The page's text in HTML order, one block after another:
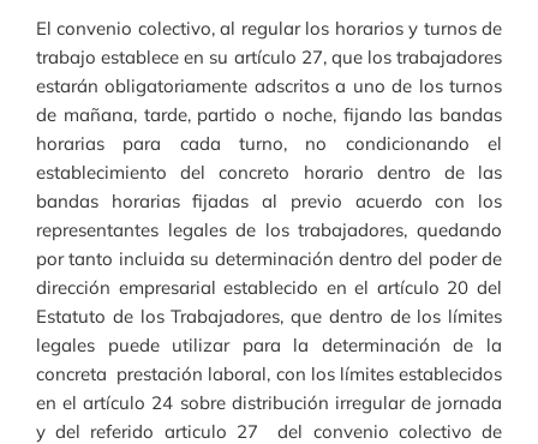
El convenio colectivo, al regular los horarios y turnos de
trabajo establece en su artículo 27, que los trabajadores
estarán obligatoriamente adscritos a uno de los turnos
de mañana, tarde, partido o noche, fijando las bandas
horarias para cada turno, no condicionando el
establecimiento del concreto horario dentro de las
bandas horarias fijadas al previo acuerdo con los
representantes legales de los trabajadores, quedando
por tanto incluida su determinación dentro del poder de
dirección empresarial establecido en el artículo 20 del
Estatuto de los Trabajadores, que dentro de los límites
legales puede utilizar para la determinación de la
concreta prestación laboral, con los límites establecidos
en el artículo 24 sobre distribución irregular de jornada
y del referido articulo 27 del convenio colectivo de